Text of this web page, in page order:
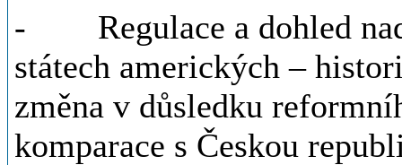
- Regulace a dohled nad
státech amerických –
změna v důsledku
komparace s Českou